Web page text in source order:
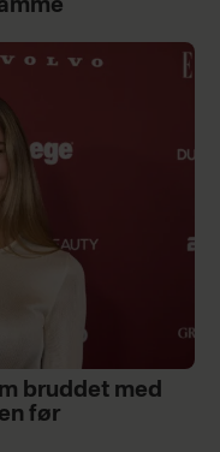
bruddet med
før